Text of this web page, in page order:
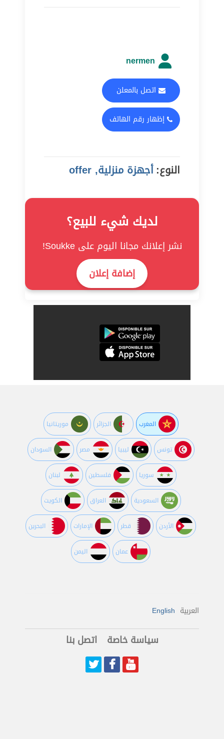
nermen
اتصل بالمعلن
إظهار رقم الهاتف
النوع:أجهزة منزلية, offer
لديك شيء للبيع؟
نشر إعلانك مجانا اليوم على Soukke!
إضافة إعلان
المغرب الجزائر موريتانيا
تونس ليبيا مصر السودان
سوريا فلسطين لبنان
السعودية العراق الكويت
اﻷردن قطر اﻹمارات البحرين
عمان اليمن
العربية English
سياسة خاصة اتصل بنا